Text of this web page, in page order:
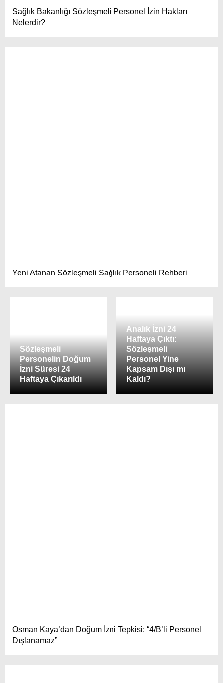
Sağlık Bakanlığı Sözleşmeli Personel İzin Hakları
Nelerdir?
Yeni Atanan Sözleşmeli Sağlık Personeli Rehberi
Sözleşmeli
Personelin Doğum
İzni Süresi 24
Haftaya Çıkarıldı
Analık İzni 24
Haftaya Çıktı:
Sözleşmeli
Personel Yine
Kapsam Dışı mı
Kaldı?
Osman Kaya’dan Doğum İzni Tepkisi: “4/B’li Personel
Dışlanamaz”